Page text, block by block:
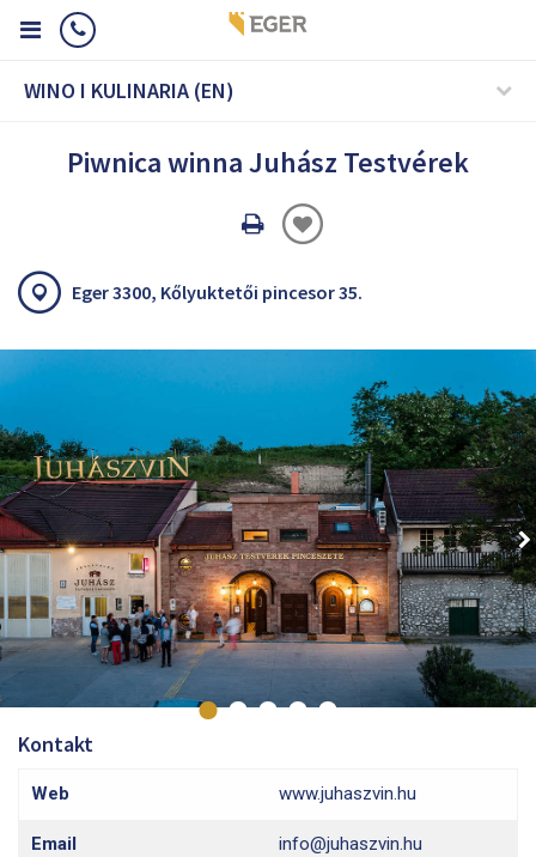
WINO I KULINARIA (EN)
Piwnica winna Juhász Testvérek
Oldal
Eger 3300, Kőlyuktetői pincesor 35.
Kontakt
Web www.juhaszvin.hu
Email info@juhaszvin.hu